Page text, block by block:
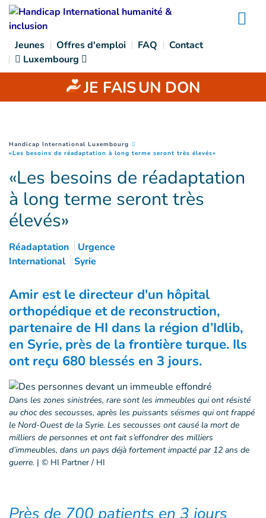
Goto main content
Jeunes Offres d'emploi FAQ
Contact
Luxembourg
JE FAISUN DON
You are here :
Handicap International Luxembourg
«Les besoins de réadaptation à long terme seront très élevés»
«Les besoins de réadaptation
à long terme seront très
élevés»
Réadaptation
Urgence
International
Syrie
Amir est le directeur d'un hôpital
orthopédique et de reconstruction,
partenaire de HI dans la région d’Idlib,
en Syrie, près de la frontière turque. Ils
ont reçu 680 blessés en 3 jours.
Dans les zones sinistrées, rare sont les immeubles qui ont résisté
au choc des secousses, après les puissants séismes qui ont frappé
le Nord-Ouest de la Syrie. Les secousses ont causé la mort de
milliers de personnes et ont fait s’effondrer des milliers
d’immeubles, dans un pays déjà fortement impacté par 12 ans de
guerre. | © HI Partner / HI
Près de 700 patients en 3 jours